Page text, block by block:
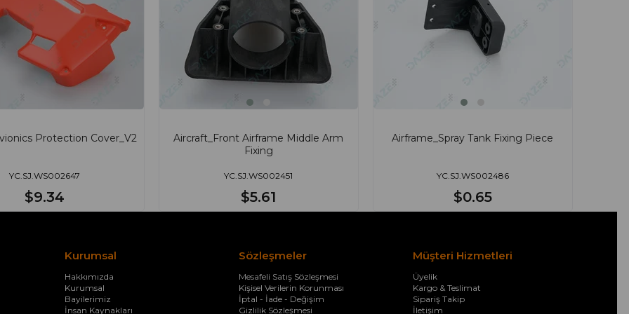
Protection Cover_V2
YC.SJ.WS002647
$9.34
Aircraft_Front Airframe Middle Arm
Fixing
YC.SJ.WS002451
$5.61
Airframe_Spray Tank Fixing Piece
YC.SJ.WS002486
$0.65
Kurumsal
Hakkımızda
Kurumsal
Bayilerimiz
İnsan Kaynakları
Sözleşmeler
Mesafeli Satış Sözleşmesi
Kişisel Verilerin Korunması
İptal - İade - Değişim
Gizlilik Sözleşmesi
Müşteri Hizmetleri
Üyelik
Kargo & Teslimat
Sipariş Takip
İletişim